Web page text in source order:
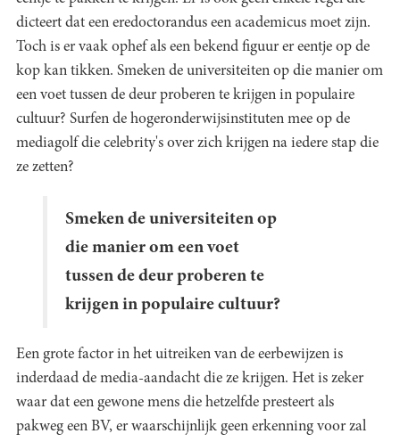
dicteert dat een eredoctorandus een academicus moet zijn.
Toch is er vaak ophef als een bekend figuur er eentje op de
kop kan tikken. Smeken de universiteiten op die manier om
een voet tussen de deur proberen te krijgen in populaire
cultuur? Surfen de hogeronderwijsinstituten mee op de
mediagolf die celebrity's over zich krijgen na iedere stap die
ze zetten?
Smeken de universiteiten op
die manier om een voet
tussen de deur proberen te
krijgen in populaire cultuur?
Een grote factor in het uitreiken van de eerbewijzen is
inderdaad de media-aandacht die ze krijgen. Het is zeker
waar dat een gewone mens die hetzelfde presteert als
pakweg een BV, er waarschijnlijk geen erkenning voor zal